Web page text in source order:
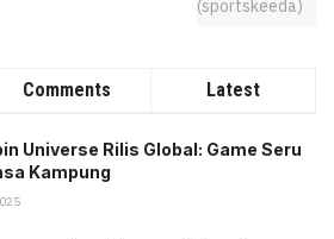
Comments Latest
Universe Rilis Global: Game Seru
Kampung